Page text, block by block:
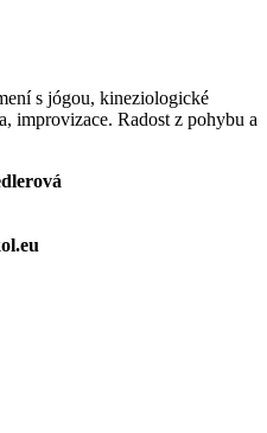
s jógou, kineziologické
improvizace. Radost z pohybu a